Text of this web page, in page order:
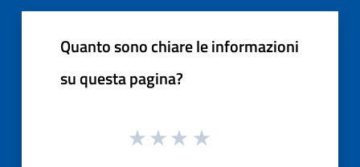
Quanto sono chiare le informazioni
su questa pagina?